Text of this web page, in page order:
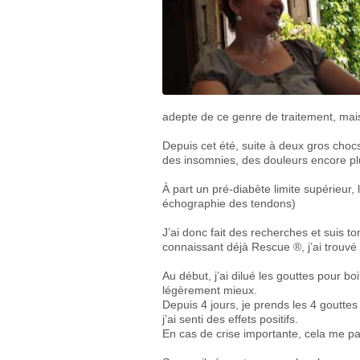
adepte de ce genre de traitement,
Depuis cet été, suite à deux gros
des insomnies, des douleurs encore
À part un pré-diabète limite
échographie des tendons)
J’ai donc fait des recherches et suis
connaissant déjà Rescue ®, j’ai
Au début, j’ai dilué les gouttes pour
légèrement mieux.
Depuis 4 jours, je prends les 4
j’ai senti des effets positifs.
En cas de crise importante, cela me